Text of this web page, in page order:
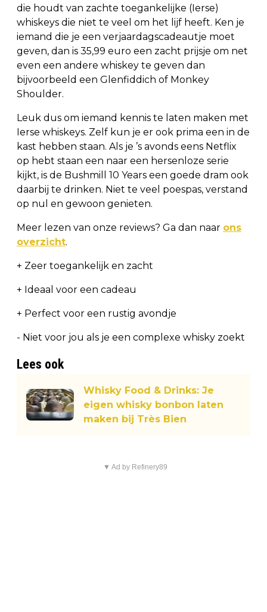
die houdt van zachte toegankelijke (Ierse)
whiskeys die niet te veel om het lijf heeft. Ken je
iemand die je een verjaardagscadeautje moet
geven, dan is 35,99 euro een zacht prijsje om net
even een andere whiskey te geven dan
bijvoorbeeld een Glenfiddich of Monkey
Shoulder.
Leuk dus om iemand kennis te laten maken met
Ierse whiskeys. Zelf kun je er ook prima een in de
kast hebben staan. Als je ’s avonds eens Netflix
op hebt staan een naar een hersenloze serie
kijkt, is de Bushmill 10 Years een goede dram ook
daarbij te drinken. Niet te veel poespas, verstand
op nul en gewoon genieten.
Meer lezen van onze reviews? Ga dan naar ons
overzicht.
+ Zeer toegankelijk en zacht
+ Ideaal voor een cadeau
+ Perfect voor een rustig avondje
- Niet voor jou als je een complexe whisky zoekt
Lees ook
Whisky Food & Drinks: Je
eigen whisky bonbon laten
maken bij Très Bien
▼ Ad by Refinery89